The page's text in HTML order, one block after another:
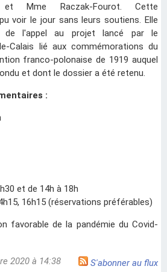
et Mme Raczak-Fourot. Cette
voir le jour sans leurs soutiens. Elle
l'appel au projet lancé par le
Calais lié aux commémorations du
franco-polonaise de 1919 auquel
et dont le dossier a été retenu.
:
et de 14h à 18h
16h15 (réservations préférables)
favorable de la pandémie du Covid-
2020 à 14:38 S'abonner au flux